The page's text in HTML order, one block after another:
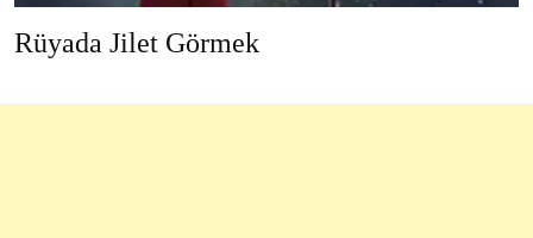
Rüyada Jilet Görmek